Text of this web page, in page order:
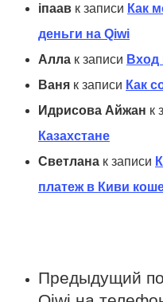
іпаав к записи Как
деньги на Qiwi
Алла к записи Вход
Ваня к записи Как
Идрисова Айжан к
Казахстане
Светлана к записи
платеж в Киви
Предыдущий